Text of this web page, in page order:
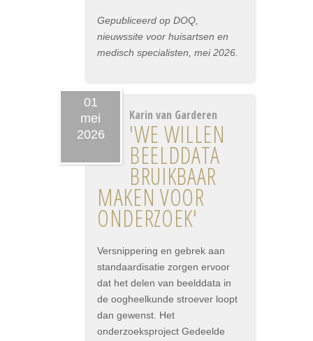
Gepubliceerd op DOQ,
nieuwssite voor huisartsen en
medisch specialisten, mei 2026.
01
mei
2026
Karin van Garderen
'WE WILLEN
BEELDDATA
BRUIKBAAR
MAKEN VOOR
ONDERZOEK'
Versnippering en gebrek aan
standaardisatie zorgen ervoor
dat het delen van beelddata in
de oogheelkunde stroever loopt
dan gewenst. Het
onderzoeksproject Gedeelde